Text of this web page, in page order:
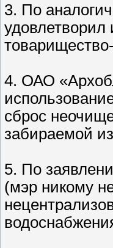
3. По
4. ОАО
сброс
забираемой
5. По
(мэр никому